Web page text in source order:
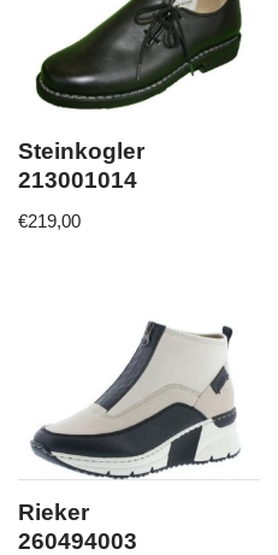
Steinkogler
213001014
€219,00
Rieker
260494003